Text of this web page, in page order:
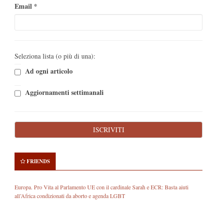
Email *
Seleziona lista (o più di una):
Ad ogni articolo
Aggiornamenti settimanali
FRIENDS
Europa. Pro Vita al Parlamento UE con il cardinale Sarah e ECR: Basta aiuti
all’Africa condizionati da aborto e agenda LGBT